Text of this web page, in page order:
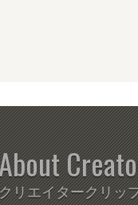
About
クリエイタークリッ